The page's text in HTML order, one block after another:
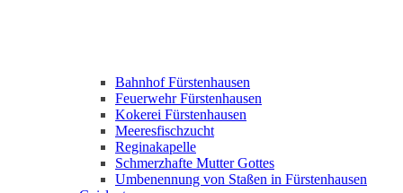
Bahnhof Fürstenhausen
Feuerwehr Fürstenhausen
Kokerei Fürstenhausen
Meeresfischzucht
Reginakapelle
Schmerzhafte Mutter Gottes
Umbenennung von Staßen in Fürstenhausen